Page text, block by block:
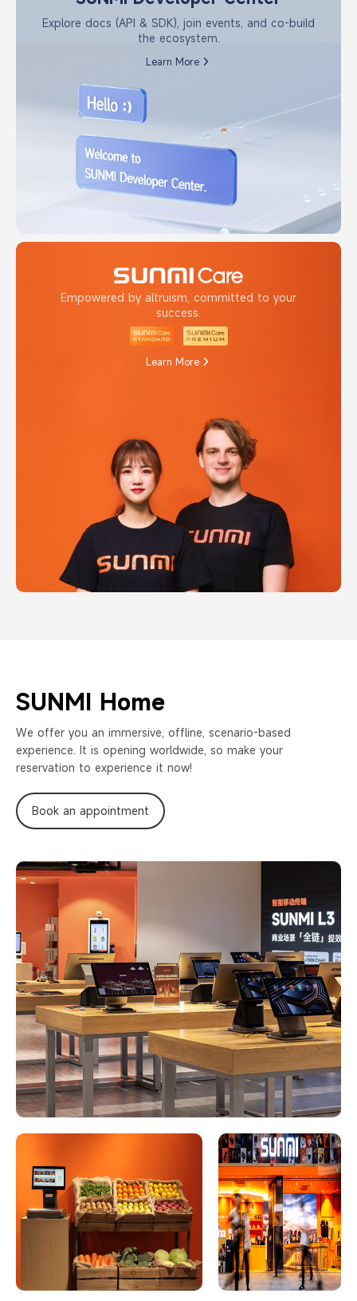
Explore docs (API & SDK), join events, and co-build
the ecosystem.
Learn More
Empowered by altruism, committed to your
success.
Learn More
SUNMI Home
We offer you an immersive, offline, scenario-based
experience. It is opening worldwide, so make your
reservation to experience it now!
Book an appointment